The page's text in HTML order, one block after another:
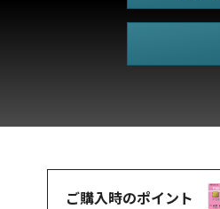
ご購入時のポイント